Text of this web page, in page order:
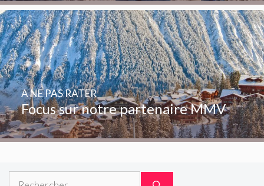
Focus sur notre partenaire MMV
A NE PAS RATER